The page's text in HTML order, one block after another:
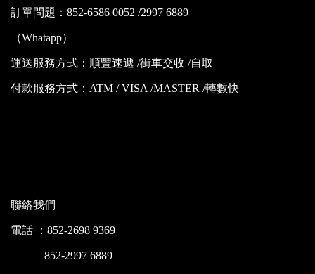
訂單問題：852-6586 0052 /2997 6889
（Whatapp）
運送服務方式：順豐速遞 /街車交收 /自取
付款服務方式：ATM / VISA /MASTER /轉數快
聯絡我們
電話 ：852-2698 9369
852-2997 6889